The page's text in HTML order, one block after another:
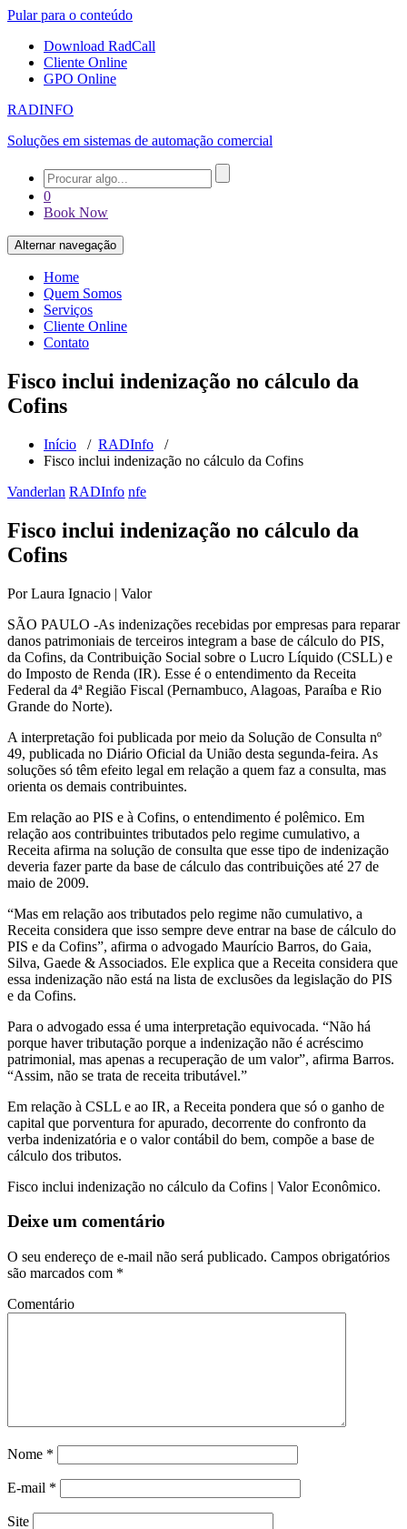
Pular para o conteúdo
Download RadCall
Cliente Online
GPO Online
RADINFO
Soluções em sistemas de automação comercial
0
Book Now
Alternar navegação
Home
Quem Somos
Serviços
Cliente Online
Contato
Fisco inclui indenização no cálculo da
Cofins
Início / RADInfo /
Fisco inclui indenização no cálculo da Cofins
Vanderlan RADInfo nfe
Fisco inclui indenização no cálculo da
Cofins
Por Laura Ignacio | Valor
SÃO PAULO -As indenizações recebidas por empresas para reparar
danos patrimoniais de terceiros integram a base de cálculo do PIS,
da Cofins, da Contribuição Social sobre o Lucro Líquido (CSLL) e
do Imposto de Renda (IR). Esse é o entendimento da Receita
Federal da 4ª Região Fiscal (Pernambuco, Alagoas, Paraíba e Rio
Grande do Norte).
A interpretação foi publicada por meio da Solução de Consulta nº
49, publicada no Diário Oficial da União desta segunda-feira. As
soluções só têm efeito legal em relação a quem faz a consulta, mas
orienta os demais contribuintes.
Em relação ao PIS e à Cofins, o entendimento é polêmico. Em
relação aos contribuintes tributados pelo regime cumulativo, a
Receita afirma na solução de consulta que esse tipo de indenização
deveria fazer parte da base de cálculo das contribuições até 27 de
maio de 2009.
“Mas em relação aos tributados pelo regime não cumulativo, a
Receita considera que isso sempre deve entrar na base de cálculo do
PIS e da Cofins”, afirma o advogado Maurício Barros, do Gaia,
Silva, Gaede & Associados. Ele explica que a Receita considera que
essa indenização não está na lista de exclusões da legislação do PIS
e da Cofins.
Para o advogado essa é uma interpretação equivocada. “Não há
porque haver tributação porque a indenização não é acréscimo
patrimonial, mas apenas a recuperação de um valor”, afirma Barros.
“Assim, não se trata de receita tributável.”
Em relação à CSLL e ao IR, a Receita pondera que só o ganho de
capital que porventura for apurado, decorrente do confronto da
verba indenizatória e o valor contábil do bem, compõe a base de
cálculo dos tributos.
Fisco inclui indenização no cálculo da Cofins | Valor Econômico.
Deixe um comentário
O seu endereço de e-mail não será publicado. Campos obrigatórios
são marcados com *
Comentário
Nome *
E-mail *
Site